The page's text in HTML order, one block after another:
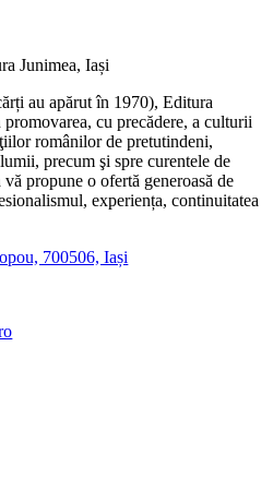
au apărut în 1970), Editura
cu precădere, a culturii
românilor de pretutindeni,
precum şi spre curentele de
propune o ofertă generoasă de
experiența, continuitatea
700506, Iași